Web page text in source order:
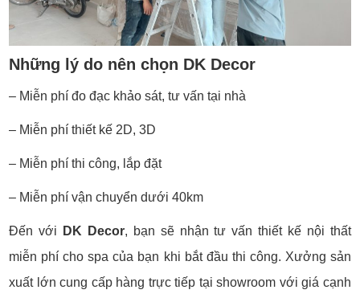
Những lý do nên chọn DK Decor
– Miễn phí đo đạc khảo sát, tư vấn tại nhà
– Miễn phí thiết kế 2D, 3D
– Miễn phí thi công, lắp đặt
– Miễn phí vận chuyển dưới 40km
Đến với DK Decor, bạn sẽ nhận tư vấn thiết kế nội thất
miễn phí cho spa của bạn khi bắt đầu thi công. Xưởng sản
xuất lớn cung cấp hàng trực tiếp tại showroom với giá cạnh